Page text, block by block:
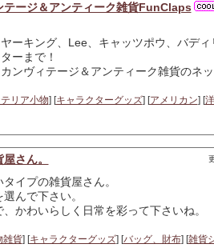
テージ＆アンティーク雑貨FunClaps
ーキング、Lee、キャッツポウ、バデ
ーまで！
ンヴィテージ＆アンティーク雑貨のネ
リア小物] [キャラクターグッズ] [アメリカン] [
さん。
イプの雑貨屋さん。
んで下さい。
かわいらしく日常を彩って下さいね。
雑貨] [キャラクターグッズ] [バッグ、財布] [雑貨